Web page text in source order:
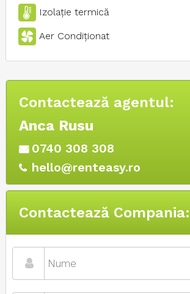
Izolaţie termică
Aer Condiţionat
Contactează agentul:
Anca Rusu
0740 308 308
hello@renteasy.ro
Contactează Compania: